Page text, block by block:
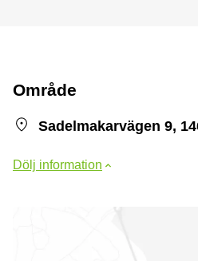
Område
Sadelmakarvägen 9,
Dölj information